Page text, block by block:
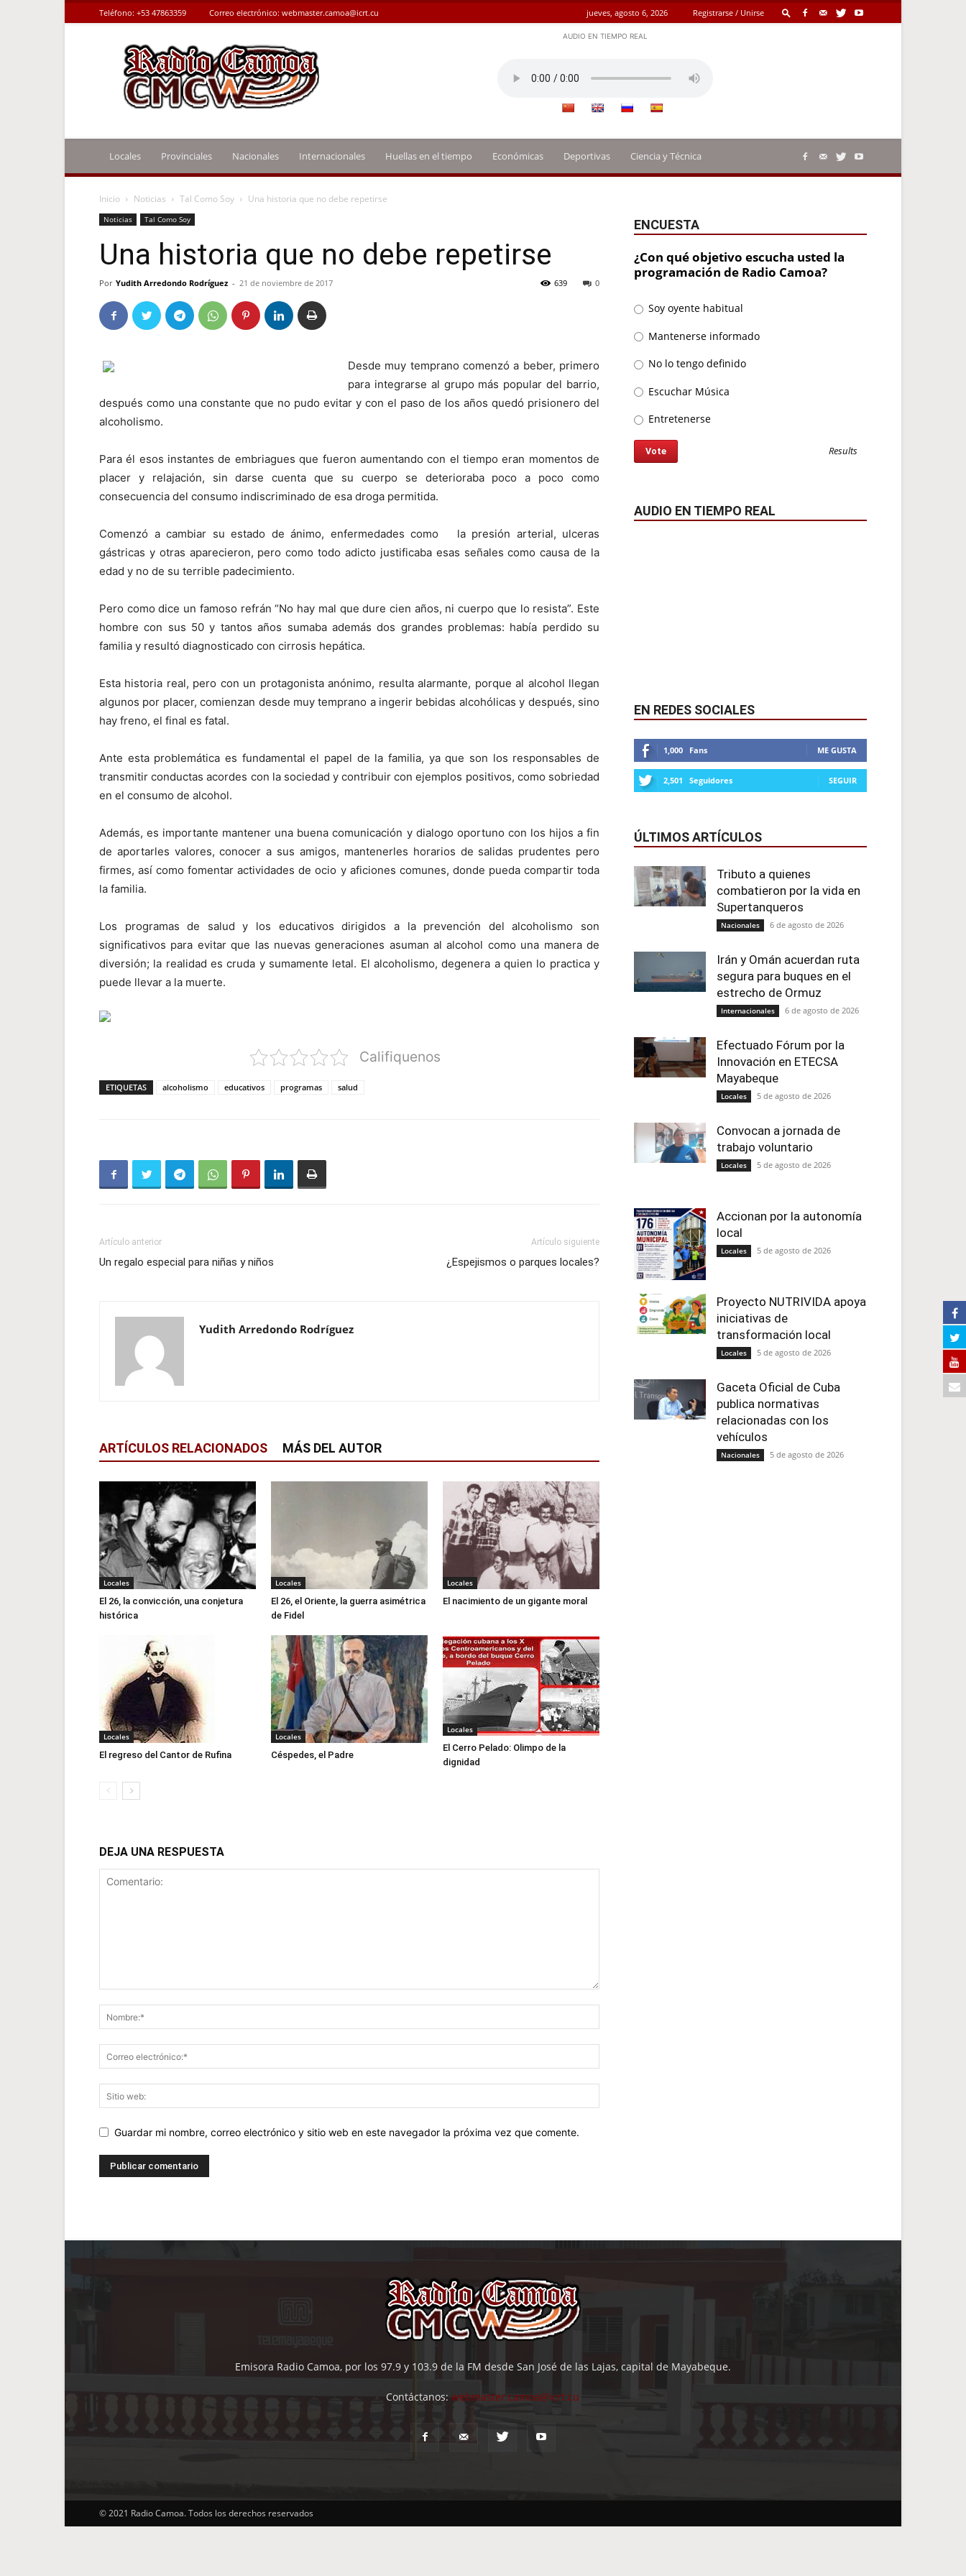
jueves, agosto 6, 2026 Registrarse / Unirse
Teléfono: +53 47863359 Correo electrónico: webmaster.camoa@icrt.cu
Radio
Camoa
AUDIO EN TIEMPO REAL
Locales Provinciales Nacionales Internacionales Huellas en el tiempo Económicas Deportivas Ciencia y Técnica
Inicio Noticias Tal Como Soy Una historia que no debe repetirse
Noticias Tal Como Soy
Una historia que no debe repetirse
Por Yudith Arredondo Rodríguez - 21 de noviembre de 2017 0
639
Desde muy temprano comenzó a beber, primero
para integrarse al grupo más popular del barrio,
después como una constante que no pudo evitar y con el paso de los años quedó prisionero del
alcoholismo.
Para él esos instantes de embriagues que fueron aumentando con el tiempo eran momentos de
placer y relajación, sin darse cuenta que su cuerpo se deterioraba poco a poco como
consecuencia del consumo indiscriminado de esa droga permitida.
Comenzó a cambiar su estado de ánimo, enfermedades como la presión arterial, ulceras
gástricas y otras aparecieron, pero como todo adicto justificaba esas señales como causa de la
edad y no de su terrible padecimiento.
Pero como dice un famoso refrán “No hay mal que dure cien años, ni cuerpo que lo resista”. Este
hombre con sus 50 y tantos años sumaba además dos grandes problemas: había perdido su
familia y resultó diagnosticado con cirrosis hepática.
Esta historia real, pero con un protagonista anónimo, resulta alarmante, porque al alcohol llegan
algunos por placer, comienzan desde muy temprano a ingerir bebidas alcohólicas y después, sino
hay freno, el final es fatal.
Ante esta problemática es fundamental el papel de la familia, ya que son los responsables de
transmitir conductas acordes con la sociedad y contribuir con ejemplos positivos, como sobriedad
en el consumo de alcohol.
Además, es importante mantener una buena comunicación y dialogo oportuno con los hijos a fin
de aportarles valores, conocer a sus amigos, mantenerles horarios de salidas prudentes pero
firmes, así como fomentar actividades de ocio y aficiones comunes, donde pueda compartir toda
la familia.
Los programas de salud y los educativos dirigidos a la prevención del alcoholismo son
significativos para evitar que las nuevas generaciones asuman al alcohol como una manera de
diversión; la realidad es cruda y sumamente letal. El alcoholismo, degenera a quien lo practica y
puede llevar a la muerte.
Califiquenos
ETIQUETAS alcoholismo educativos programas salud
Artículo anterior
Un regalo especial para niñas y niños
Artículo siguiente
¿Espejismos o parques locales?
Yudith Arredondo Rodríguez
ARTÍCULOS RELACIONADOS MÁS DEL AUTOR
Locales
El 26, la convicción, una conjetura
histórica
Locales
El 26, el Oriente, la guerra asimétrica
de Fidel
Locales
El nacimiento de un gigante moral
Locales
El regreso del Cantor de Rufina
Locales
Céspedes, el Padre
Locales
El Cerro Pelado: Olimpo de la
dignidad
DEJA UNA RESPUESTA
Guardar mi nombre, correo electrónico y sitio web en este navegador la próxima vez que comente.
ENCUESTA
¿Con qué objetivo escucha usted la
programación de Radio Camoa?
Soy oyente habitual
Mantenerse informado
No lo tengo definido
Escuchar Música
Entretenerse
Results
AUDIO EN TIEMPO REAL
EN REDES SOCIALES
1,000 Fans ME GUSTA
2,501 Seguidores SEGUIR
ÚLTIMOS ARTÍCULOS
Tributo a quienes
combatieron por la vida en
Supertanqueros
Nacionales 6 de agosto de 2026
Irán y Omán acuerdan ruta
segura para buques en el
estrecho de Ormuz
Internacionales 6 de agosto de 2026
Efectuado Fórum por la
Innovación en ETECSA
Mayabeque
Locales 5 de agosto de 2026
Convocan a jornada de
trabajo voluntario
Locales 5 de agosto de 2026
Accionan por la autonomía
local
Locales 5 de agosto de 2026
Proyecto NUTRIVIDA apoya
iniciativas de
transformación local
Locales 5 de agosto de 2026
Gaceta Oficial de Cuba
publica normativas
relacionadas con los
vehículos
Nacionales 5 de agosto de 2026
Emisora Radio Camoa, por los 97.9 y 103.9 de la FM desde San José de las Lajas, capital de Mayabeque.
Contáctanos:webmaster.camoa@icrt.cu
© 2021 Radio Camoa. Todos los derechos reservados